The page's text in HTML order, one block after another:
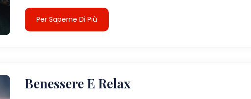
Per Saperne Di Più
Benessere E Relax